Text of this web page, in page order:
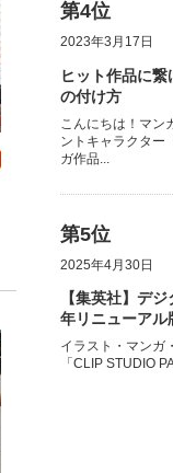
2023年3月17日
ヒット作品に
の付け方
こんにちは！マン
ントキャラクター
ガ作品...
2025年4月30日
【集英社】デ
年リニューアル
イラスト・マンガ
「CLIP STUDIO